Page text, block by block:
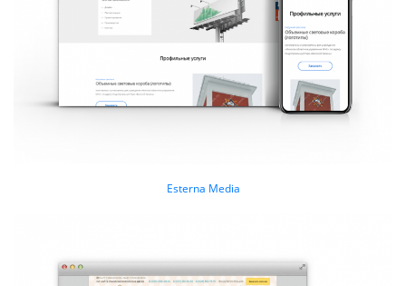
Esterna Media